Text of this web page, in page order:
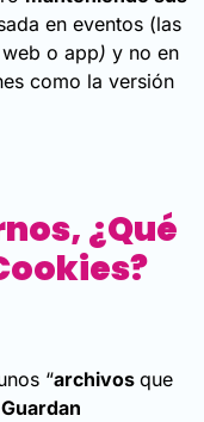
en eventos (las
o app) y no en
como la versión
¿qué
“archivos que
Guardan